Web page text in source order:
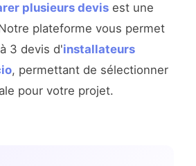
plusieurs devis est une
plateforme vous permet
3 devis d'installateurs
, permettant de sélectionner
pour votre projet.